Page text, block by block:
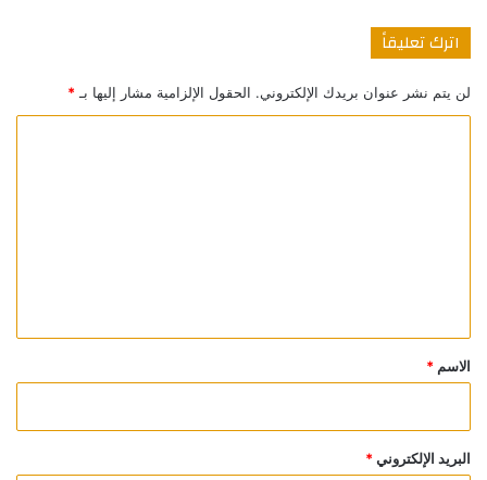
اترك تعليقاً
لن يتم نشر عنوان بريدك الإلكتروني. الحقول الإلزامية مشار إليها بـ *
*
الاسم *
البريد الإلكتروني*